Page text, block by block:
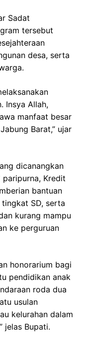
Sadat
tersebut
desa, serta
Insya Allah,
manfaat besar
Barat,” ujar
dicanangkan
paripurna, Kredit
bantuan
SD, serta
kurang mampu
ke perguruan
honorarium bagi
pendidikan anak
roda dua
usulan
kelurahan dalam
jelas Bupati.